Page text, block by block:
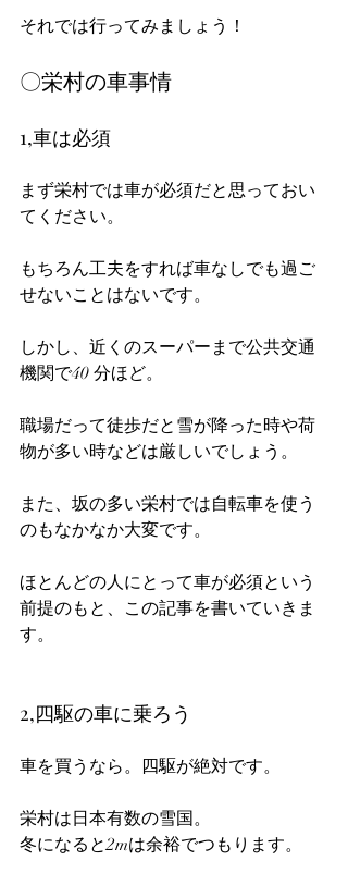
それでは行ってみましょう！
〇栄村の車事情
1,車は必須
まず栄村では車が必須だと思っておい
てください。
もちろん工夫をすれば車なしでも過ご
せないことはないです。
しかし、近くのスーパーまで公共交通
機関で40 分ほど。
職場だって徒歩だと雪が降った時や荷
物が多い時などは厳しいでしょう。
また、坂の多い栄村では自転車を使う
のもなかなか大変です。
ほとんどの人にとって車が必須という
前提のもと、この記事を書いていきま
す。
2,四駆の車に乗ろう
車を買うなら。四駆が絶対です。
栄村は日本有数の雪国。
冬になると2mは余裕でつもります。